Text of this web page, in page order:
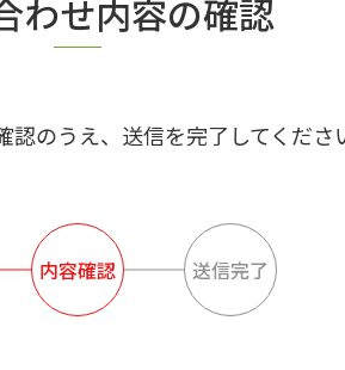
わせ内容の確認
認のうえ、送信を完了してくださ
内容確認 送信完了